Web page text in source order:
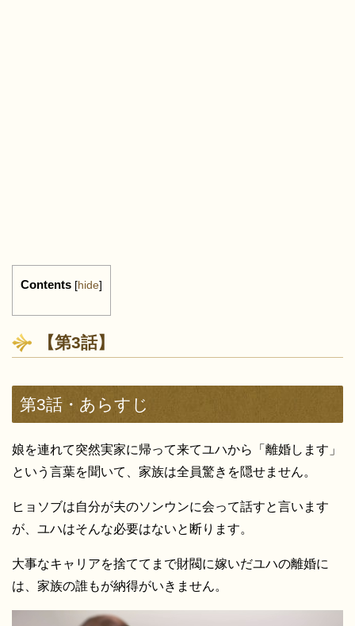
Contents [hide]
【第3話】
第3話・あらすじ
娘を連れて突然実家に帰って来てユハから「離婚します」
という言葉を聞いて、家族は全員驚きを隠せません。
ヒョソブは自分が夫のソンウンに会って話すと言います
が、ユハはそんな必要はないと断ります。
大事なキャリアを捨ててまで財閥に嫁いだユハの離婚に
は、家族の誰もが納得がいきません。